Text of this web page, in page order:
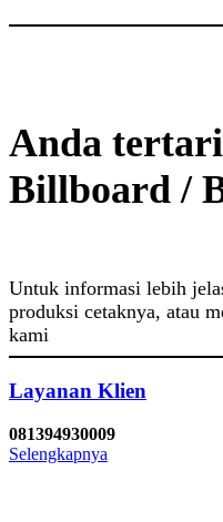
Anda
Billboard /
Untuk informasi lebih
produksi cetaknya, atau
kami
Layanan Klien
081394930009
Selengkapnya